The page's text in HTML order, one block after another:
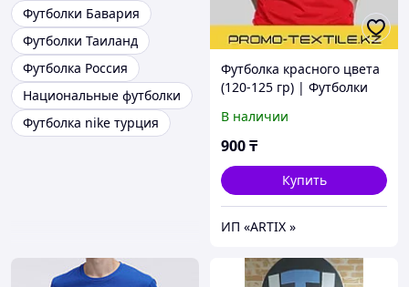
Футболки Бавария
Футболки Таиланд
Футболка Россия
Национальные футболки
Футболка nike турция
Футболка красного цвета
(120-125 гр) | Футболки
В наличии
900₸
Купить
ИП «ARTIX »